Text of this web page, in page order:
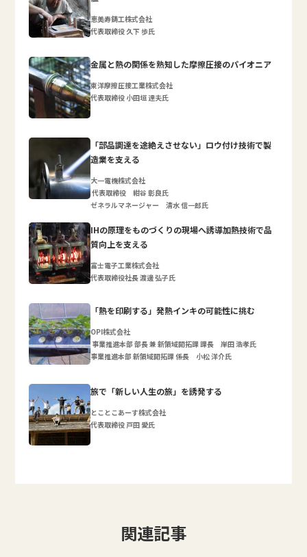
恵美寿鋳工株式会社
代表取締役 久下 歩氏
金属と熱の関係を熟知した摩擦圧接のパイオニア
東洋摩擦圧接工業株式会社
代表取締役 小田垣 達夫氏
「部品調達を途絶えさせない」ロウ付け技術で製
造業を支える
大一電機株式会社
代表取締役 紺谷 彰良氏
ゼネラルマネージャー 清水 信一郎氏
IHの原理をものづくりの現場へ誘導加熱技術で品
質向上を支える
富士電子工業株式会社
代表取締役社長 渡邊 弘子氏
「熱を印刷する」発熱インキの可能性に挑む
OPI株式会社
事業推進本部 部長 兼 新領域開拓課 課長 岸田 浩孝氏
事業推進本部 新領域開拓課 係長 小松 洋介氏
旅で「新しい人生の旅」を誘発する
とことこあーす株式会社
代表取締役 戸田 愛氏
関連記事